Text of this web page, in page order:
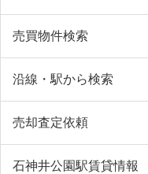
売買物件検索
沿線・駅から検索
売却査定依頼
石神井公園駅賃貸情報